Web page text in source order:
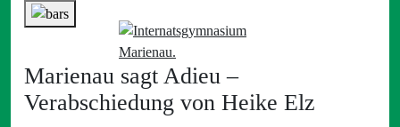
Marienau sagt Adieu –
Verabschiedung von Heike Elz